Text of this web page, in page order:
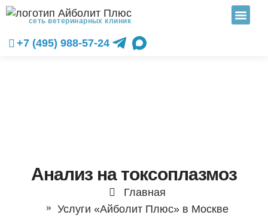
сеть ветеринарных клиник
+7 (495) 988-57-24
Анализ на токсоплазмоз
Главная
Услуги «Айболит Плюс» в Москве